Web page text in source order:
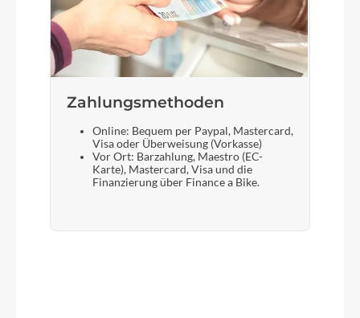
Zahlungsmethoden
Online: Bequem per Paypal, Mastercard,
Visa oder Überweisung (Vorkasse)
Vor Ort: Barzahlung, Maestro (EC-
Karte), Mastercard, Visa und die
Finanzierung über Finance a Bike.